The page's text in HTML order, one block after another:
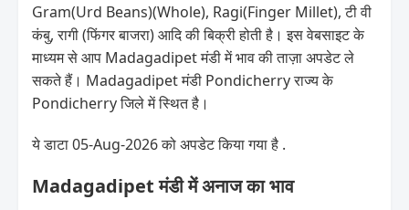
Gram(Urd Beans)(Whole), Ragi(Finger Millet), टी वी
कंबु, रागी (फिंगर बाजरा) आदि की बिक्री होती है। इस वेबसाइट के
माध्यम से आप Madagadipet मंडी में भाव की ताज़ा अपडेट ले
सकते हैं। Madagadipet मंडी Pondicherry राज्य के
Pondicherry जिले में स्थित है।
ये डाटा 05-Aug-2026 को अपडेट किया गया है .
Madagadipet मंडी में अनाज का भाव